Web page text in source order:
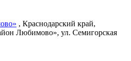
, Краснодарский край,
Любимово», ул. Семигорская